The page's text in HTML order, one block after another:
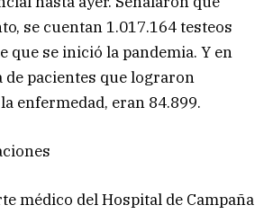
se cuentan 1.017.164 testeos
que se inició la pandemia. Y en
de pacientes que lograron
enfermedad, eran 84.899.
médico del Hospital de Campaña